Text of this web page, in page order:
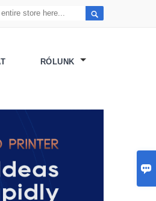


RÓLUNK